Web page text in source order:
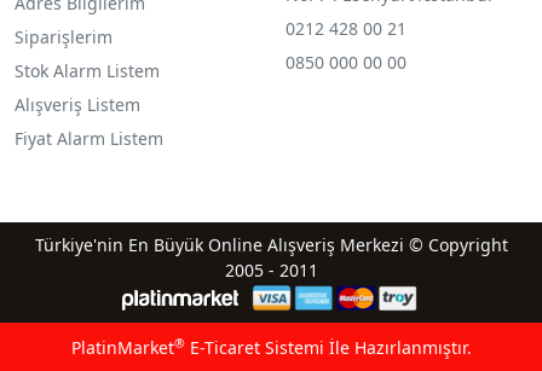
Siparişlerim
Stok Alarm Listem
Alışveriş Listem
Fiyat Alarm Listem
0212 428 00 21
0850 000 00 00
Türkiye'nin En Büyük Online Alışveriş Merkezi © Copyright
2005 - 2011
PlatinMarket®E-Ticaret Sistemi İle Hazırlanmıştır.